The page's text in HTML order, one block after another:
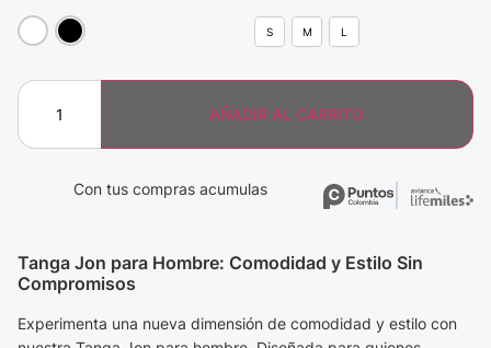
S M L
AÑADIR AL CARRITO
Con tus compras acumulas
Tanga Jon para Hombre: Comodidad y Estilo Sin
Compromisos
Experimenta una nueva dimensión de comodidad y estilo con